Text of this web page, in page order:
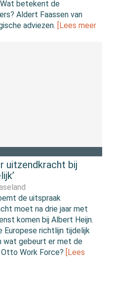
betekent de
Aldert Faassen van
adviezen. [Lees meer
uitzendkracht bij
de uitspraak
moet na drie jaar met
komen bij Albert Heijn.
Europese richtlijn tijdelijk
wat gebeurt er met de
Work Force? [Lees